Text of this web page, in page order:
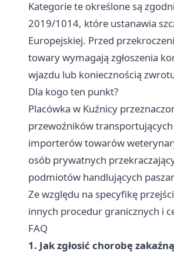
Kategorie te określone są
2019/1014, które ustanawia
Europejskiej. Przed
towary wymagają zgłoszenia
wjazdu lub koniecznością
Dla kogo ten punkt?
Placówka w Kuźnicy
przewoźników
importerów towarów
osób prywatnych
podmiotów handlujących
Ze względu na specyfikę
innych procedur granicznych i
FAQ
1. Jak zgłosić chorobę